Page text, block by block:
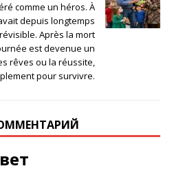
comme un héros. À
depuis longtemps
Après la mort
est devenue un
rêves ou la réussite,
pour survivre.